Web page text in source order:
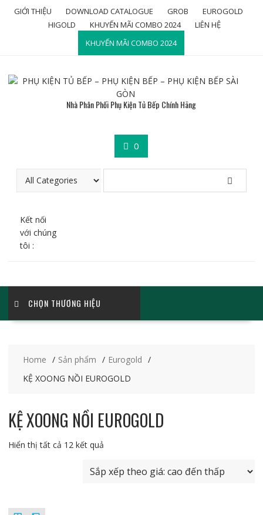
GIỚI THIỆU DOWNLOAD CATALOGUE GROB
EUROGOLD
HIGOLD
KHUYẾN MÃI COMBO 2024
LIÊN HỆ
KHUYẾN MÃI COMBO 2024
Nhà Phân Phối Phụ Kiện Tủ Bếp Chính Hãng
0
Kết nối
với chúng
tôi :
CHỌN THƯƠNG HIỆU
Home Sản phẩm
Eurogold
KỆ XOONG NỒI EUROGOLD
KỆ XOONG NỒI EUROGOLD
Hiển thị tất cả 12 kết quảĐã
xếp